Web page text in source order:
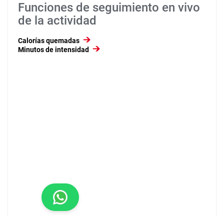
Funciones de seguimiento en vivo
de la actividad
Calorías quemadas
Minutos de intensidad